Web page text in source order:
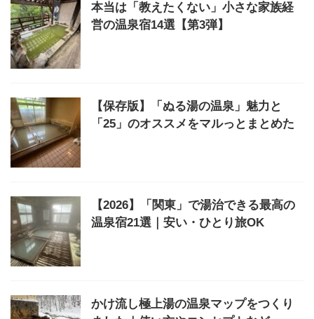
本当は「教えたくない」小さな家族経
営の温泉宿14選【第3弾】
【保存版】「ぬる湯の温泉」魅力と
「25」のオススメをマルっとまとめた
【2026】「関東」で湯治できる最高の
温泉宿21選｜安い・ひとり旅OK
かけ流し極上湯の温泉マップをつくり